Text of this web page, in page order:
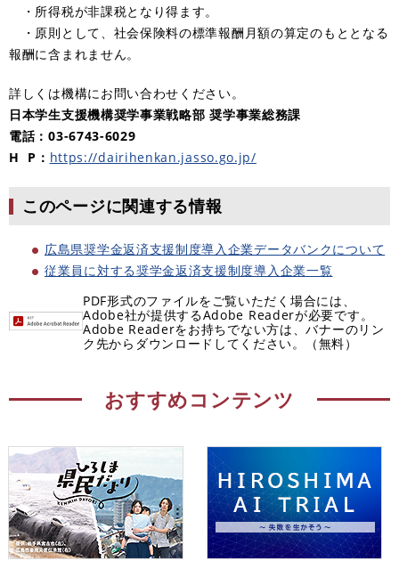
・所得税が非課税となり得ます。
・原則として、社会保険料の標準報酬月額の算定のもととなる
報酬に含まれません。
詳しくは機構にお問い合わせください。
日本学生支援機構奨学事業戦略部 奨学事業総務課
電話：03-6743-6029
H P： https://dairihenkan.jasso.go.jp/​
このページに関連する情報
広島県奨学金返済支援制度導入企業データバンクについて
従業員に対する奨学金返済支援制度導入企業一覧
PDF形式のファイルをご覧いただく場合には、
Adobe社が提供するAdobe Readerが必要です。
Adobe Readerをお持ちでない方は、バナーのリン
ク先からダウンロードしてください。（無料）
おすすめコンテンツ